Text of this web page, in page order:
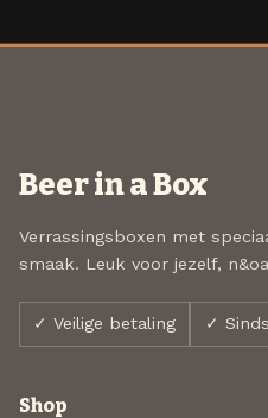
Beer in a Box
Verrassingsboxen met
smaak. Leuk voor jezelf,
✓ Veilige betaling ✓
Shop